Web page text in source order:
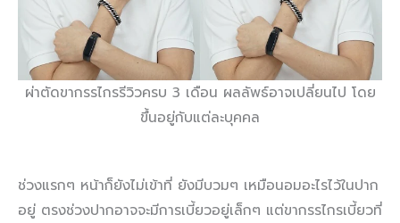
ผ่าตัดขากรรไกรรีวิวครบ 3 เดือน ผลลัพธ์อาจเปลี่ยนไป โดย
ขึ้นอยู่กับแต่ละบุคคล
ช่วงแรกๆ หน้าก็ยังไม่เข้าที่ ยังมีบวมๆ เหมือนอมอะไรไว้ในปาก
อยู่ ตรงช่วงปากอาจจะมีการเบี้ยวอยู่เล็กๆ แต่ขากรรไกรเบี้ยวที่